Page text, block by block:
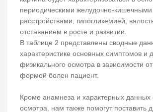
периодическими желудочно-кишечными
расстройствами, гипогликемией,
отставанием в росте и развитии.
В таблице 2 представлены сводные
характеристике основных симптомов и
физикального осмотра в зависимости от
формой болен пациент.
Кроме анамнеза и характерных данных
осмотра, нам также помогут поставить